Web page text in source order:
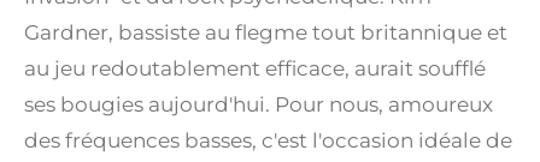
Gardner, bassiste au flegme tout britannique et
au jeu redoutablement efficace, aurait soufflé
ses bougies aujourd'hui. Pour nous, amoureux
des fréquences basses, c'est l'occasion idéale de